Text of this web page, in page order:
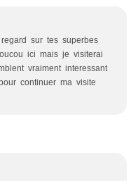
sur tes superbes
ici mais je visiterai
vraiment interessant
continuer ma visite